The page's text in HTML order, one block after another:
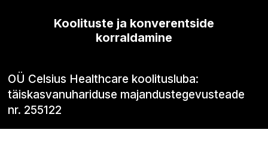
Koolituste ja konverentside
korraldamine
OÜ Celsius Healthcare koolitusluba:
täiskasvanuhariduse majandustegevusteade
nr. 255122